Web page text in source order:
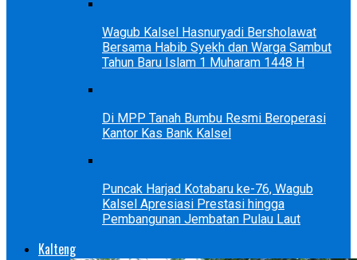
Wagub Kalsel Hasnuryadi Bersholawat
Bersama Habib Syekh dan Warga Sambut
Tahun Baru Islam 1 Muharam 1448 H
Di MPP Tanah Bumbu Resmi Beroperasi
Kantor Kas Bank Kalsel
Puncak Harjad Kotabaru ke-76, Wagub
Kalsel Apresiasi Prestasi hingga
Pembangunan Jembatan Pulau Laut
Kalteng